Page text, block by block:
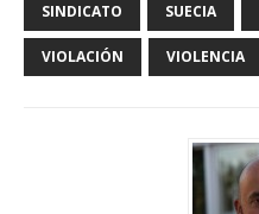
SINDICATO SUECIA
VIOLACIÓN VIOLENCIA